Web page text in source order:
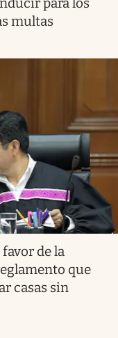
para los
multas
de la
que
casas sin